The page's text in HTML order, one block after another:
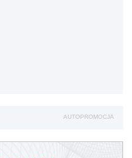
AUTOPROMOCJA